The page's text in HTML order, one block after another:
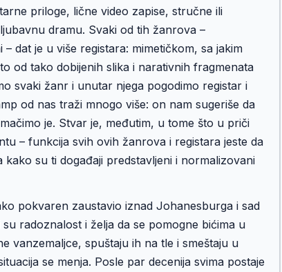
priloge, lične video zapise, stručne ili
dramu. Svaki od tih žanrova –
dat je u više registara: mimetičkom, sa jakim
od tako dobijenih slika i narativnih fragmenata
svaki žanr i unutar njega pogodimo registar i
od nas traži mnogo više: on nam sugeriše da
je. Stvar je, međutim, u tome što u priči
– funkcija svih ovih žanrova i registara jeste da
su ti događaji predstavljeni i normalizovani
pokvaren zaustavio iznad Johanesburga i sad
radoznalost i želja da se pomogne bićima u
vanzemaljce, spuštaju ih na tle i smeštaju u
se menja. Posle par decenija svima postaje